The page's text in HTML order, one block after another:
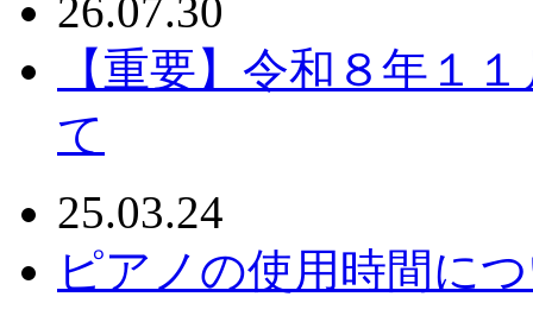
26.07.30
【重要】令和８年１
て
25.03.24
ピアノの使用時間に